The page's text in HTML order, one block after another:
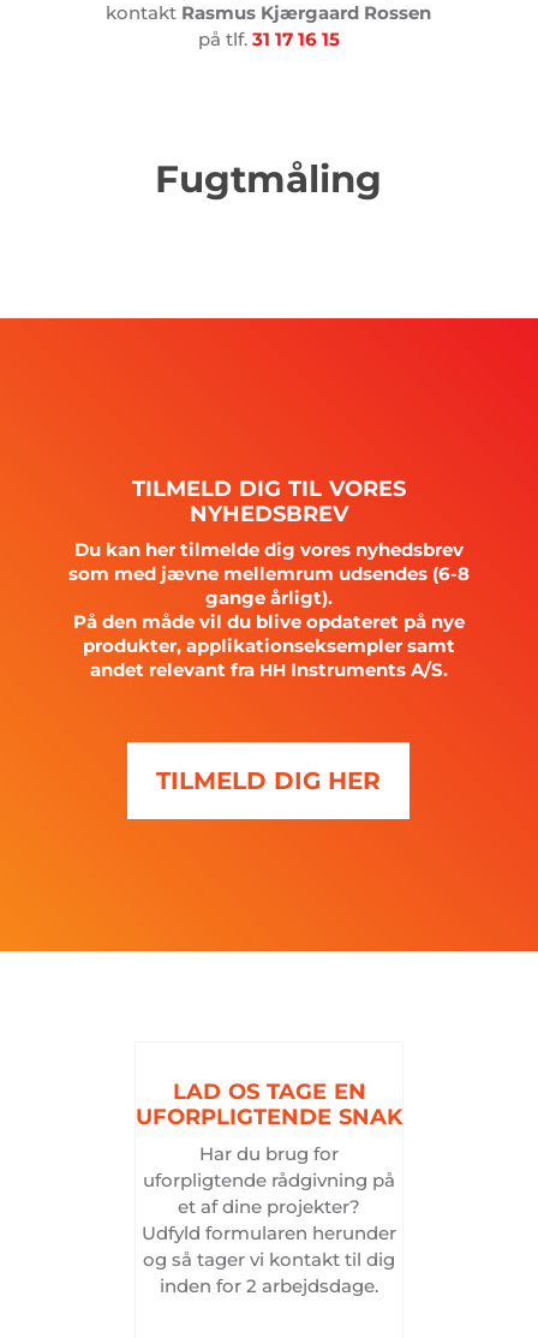
kontakt Rasmus Kjærgaard Rossen
på tlf. 31 17 16 15
Fugtmåling
TILMELD DIG TIL VORES
NYHEDSBREV
Du kan her tilmelde dig vores nyhedsbrev
som med jævne mellemrum udsendes (6-8
gange årligt).
På den måde vil du blive opdateret på nye
produkter, applikationseksempler samt
andet relevant fra HHInstruments A/S.
TILMELD DIG HER
LAD OS TAGE EN
UFORPLIGTENDE SNAK
Har du brug for
uforpligtende rådgivning på
et af dine projekter?
Udfyld formularen herunder
og så tager vi kontakt til dig
inden for 2 arbejdsdage.